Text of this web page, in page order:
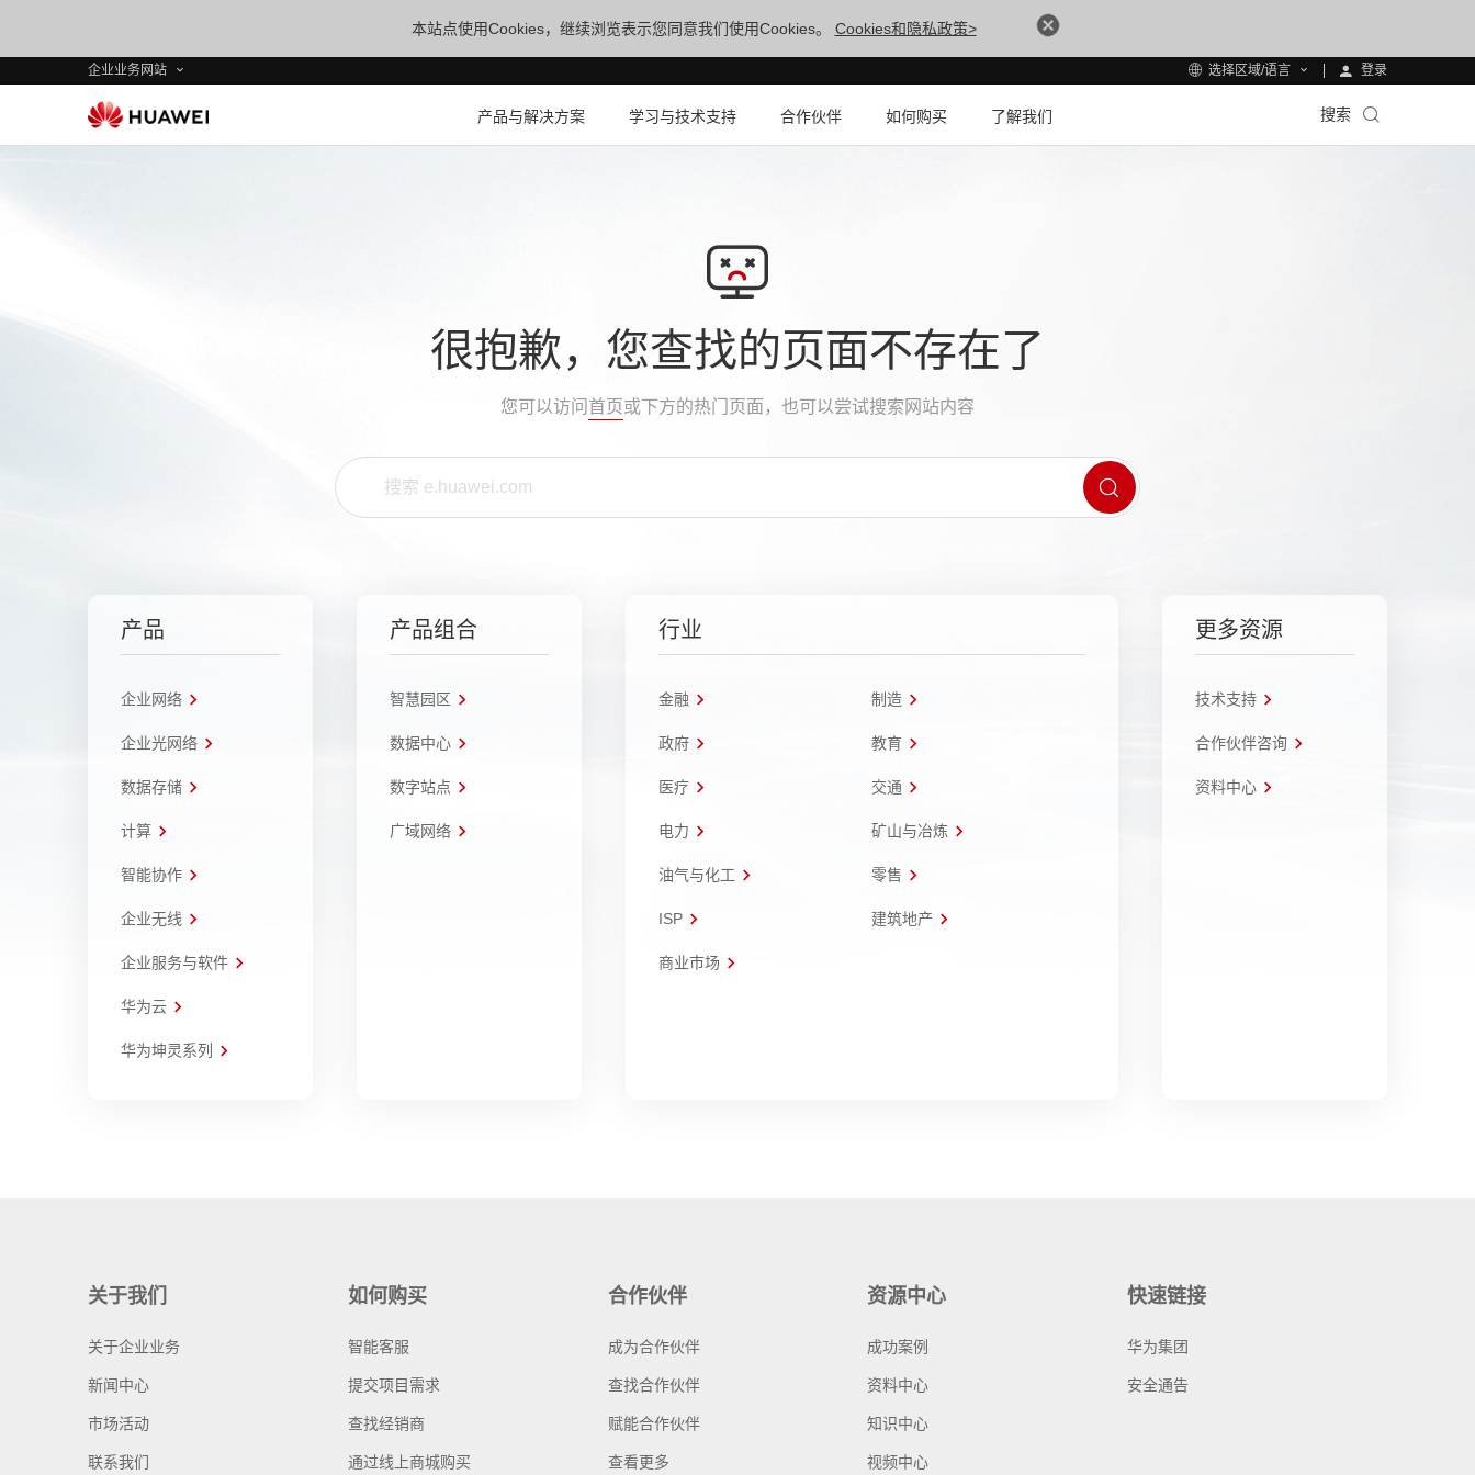
本站点使用Cookies，继续浏览表示您同意我们使用Cookies。 Cookies和隐私政策>
企业业务网站 选择区域/语言 登录
产品与解决方案 学习与技术支持 合作伙伴 如何购买 了解我们 搜索
很抱歉，您查找的页面不存在了
您可以访问 首页或下方的热门页面，也可以尝试搜索网站内容
产品
企业网络
企业光网络
数据存储
计算
智能协作
企业无线
企业服务与软件
华为云
华为坤灵系列
产品组合
智慧园区
数据中心
数字站点
广域网络
行业
金融 制造
政府 教育
医疗 交通
电力 矿山与冶炼
油气与化工 零售
ISP 建筑地产
商业市场
更多资源
技术支持
合作伙伴咨询
资料中心
关于我们
关于企业业务
新闻中心
市场活动
联系我们
如何购买
智能客服
提交项目需求
查找经销商
通过线上商城购买
合作伙伴
成为合作伙伴
查找合作伙伴
赋能合作伙伴
查看更多
资源中心
成功案例
资料中心
知识中心
视频中心
快速链接
华为集团
安全通告